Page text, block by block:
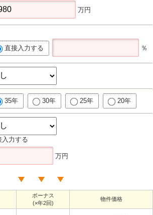
万円
直接入力する ％
35年 30年 25年 20年
入力する
万円
ボーナス
(×年2回)
物件価格